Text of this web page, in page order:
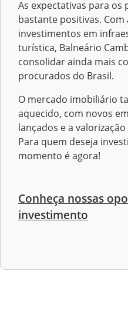
As expectativas para os
bastante positivas.
investimentos em
turística, Balneário
consolidar ainda mais
procurados do Brasil.
O mercado imobiliário
aquecido, com novos
lançados e a
Para quem deseja
momento é agora!
Conheça nossas
investimento